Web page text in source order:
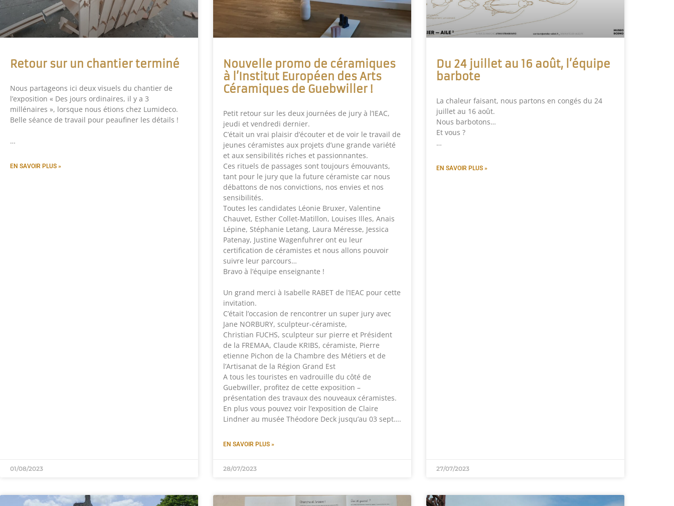
Retour sur un chantier terminé
Nous partageons ici deux visuels du chantier de
l’exposition « Des jours ordinaires, il y a 3
millénaires », lorsque nous étions chez Lumideco.
Belle séance de travail pour peaufiner les détails !
…
EN SAVOIR PLUS »
01/08/2023
Nouvelle promo de céramiques
à l’Institut Européen des Arts
Céramiques de Guebwiller !
Petit retour sur les deux journées de jury à l’IEAC,
jeudi et vendredi dernier.
C’était un vrai plaisir d’écouter et de voir le travail de
jeunes céramistes aux projets d’une grande variété
et aux sensibilités riches et passionnantes.
Ces rituels de passages sont toujours émouvants,
tant pour le jury que la future céramiste car nous
débattons de nos convictions, nos envies et nos
sensibilités.
Toutes les candidates Léonie Bruxer, Valentine
Chauvet, Esther Collet-Matillon, Louises Illes, Anais
Lépine, Stéphanie Letang, Laura Méresse, Jessica
Patenay, Justine Wagenfuhrer ont eu leur
certification de céramistes et nous allons pouvoir
suivre leur parcours…
Bravo à l’équipe enseignante !
Un grand merci à Isabelle RABET de l’IEAC pour cette
invitation.
C’était l’occasion de rencontrer un super jury avec
Jane NORBURY, sculpteur-céramiste,
Christian FUCHS, sculpteur sur pierre et Président
de la FREMAA, Claude KRIBS, céramiste, Pierre
etienne Pichon de la Chambre des Métiers et de
l’Artisanat de la Région Grand Est
A tous les touristes en vadrouille du côté de
Guebwiller, profitez de cette exposition –
présentation des travaux des nouveaux céramistes.
En plus vous pouvez voir l’exposition de Claire
Lindner au musée Théodore Deck jusqu’au 03 sept….
EN SAVOIR PLUS »
28/07/2023
Du 24 juillet au 16 août, l’équipe
barbote
La chaleur faisant, nous partons en congés du 24
juillet au 16 août.
Nous barbotons…
Et vous ?
…
EN SAVOIR PLUS »
27/07/2023